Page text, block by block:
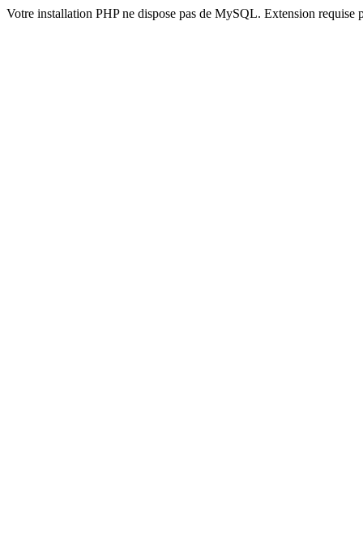
Votre installation PHP ne dispose pas de MySQL. Extension requise